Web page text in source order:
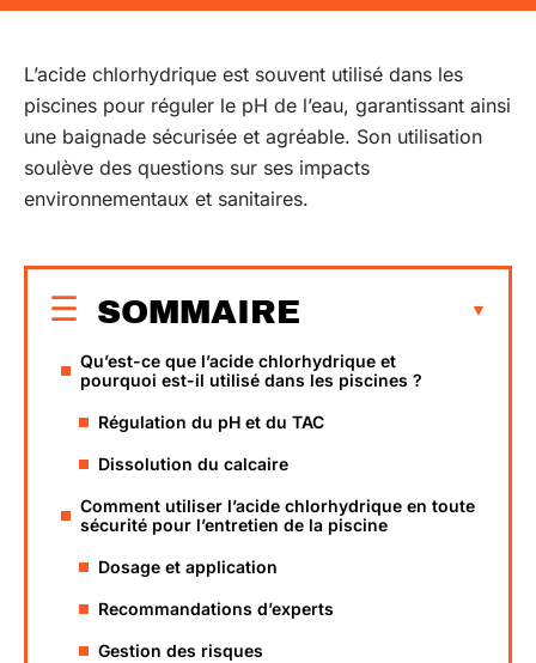
L’acide chlorhydrique est souvent utilisé dans les
piscines pour réguler le pH de l’eau, garantissant ainsi
une baignade sécurisée et agréable. Son utilisation
soulève des questions sur ses impacts
environnementaux et sanitaires.
SOMMAIRE
Qu’est-ce que l’acide chlorhydrique et
pourquoi est-il utilisé dans les piscines ?
Régulation du pH et du TAC
Dissolution du calcaire
Comment utiliser l’acide chlorhydrique en toute
sécurité pour l’entretien de la piscine
Dosage et application
Recommandations d’experts
Gestion des risques